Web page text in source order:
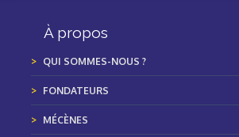
À propos
QUI SOMMES-NOUS ?
FONDATEURS
MÉCÈNES